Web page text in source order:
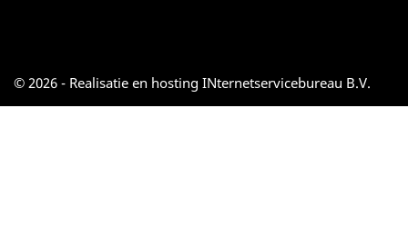
© 2026 - Realisatie en hosting INternetservicebureau B.V.